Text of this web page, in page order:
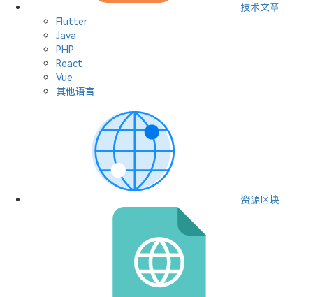
技术文章
Flutter
Java
PHP
React
Vue
其他语言
资源区块